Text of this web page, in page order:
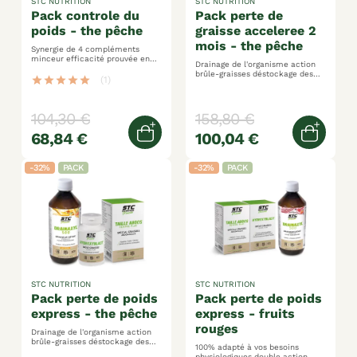
pack controle du
poids - the pêche
Synergie de 4 compléments
minceur efficacité prouvée en
brûler, bloquer, déstocker
star star star star star (1)
104,30 €
68,84 €
Ajouter au panier
pack perte de
graisse acceleree 2
mois - the pêche
Drainage de l'organisme action
brûle-graisses déstockage des
158,80 €
100,04 €
-32% PACK
pack perte de poids
express - the pêche
STC NUTRITION
Drainage de l'organisme action
brûle-graisses déstockage des
-32% PACK
pack perte de poids
express - fruits
rouges
STC NUTRITION
100% adapté à vos besoins